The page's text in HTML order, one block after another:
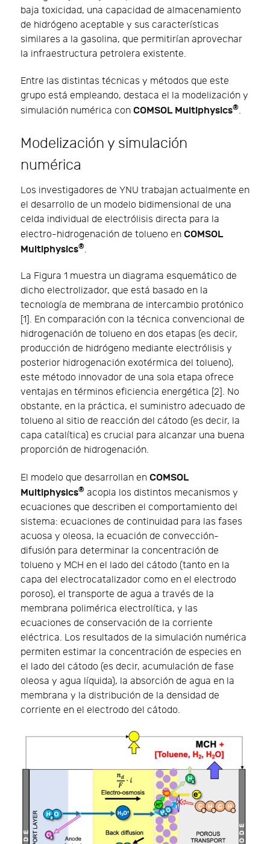
baja toxicidad, una capacidad de almacenamiento
de hidrógeno aceptable y sus características
similares a la gasolina, que permitirían aprovechar
la infraestructura petrolera existente.
Entre las distintas técnicas y métodos que este
grupo está empleando, destaca el la modelización y
simulación numérica con COMSOL Multiphysics®.
Modelización y simulación
numérica
Los investigadores de YNU trabajan actualmente en
el desarrollo de un modelo bidimensional de una
celda individual de electrólisis directa para la
electro-hidrogenación de tolueno en COMSOL
Multiphysics®.
La Figura 1 muestra un diagrama esquemático de
dicho electrolizador, que está basado en la
tecnología de membrana de intercambio protónico
[1]. En comparación con la técnica convencional de
hidrogenación de tolueno en dos etapas (es decir,
producción de hidrógeno mediante electrólisis y
posterior hidrogenación exotérmica del tolueno),
este método innovador de una sola etapa ofrece
ventajas en términos eficiencia energética [2]. No
obstante, en la práctica, el suministro adecuado de
tolueno al sitio de reacción del cátodo (es decir, la
capa catalítica) es crucial para alcanzar una buena
proporción de hidrogenación.
El modelo que desarrollan en COMSOL
Multiphysics® acopla los distintos mecanismos y
ecuaciones que describen el comportamiento del
sistema: ecuaciones de continuidad para las fases
acuosa y oleosa, la ecuación de convección-
difusión para determinar la concentración de
tolueno y MCH en el lado del cátodo (tanto en la
capa del electrocatalizador como en el electrodo
poroso), el transporte de agua a través de la
membrana polimérica electrolítica, y las
ecuaciones de conservación de la corriente
eléctrica. Los resultados de la simulación numérica
permiten estimar la concentración de especies en
el lado del cátodo (es decir, acumulación de fase
oleosa y agua líquida), la absorción de agua en la
membrana y la distribución de la densidad de
corriente en el electrodo del cátodo.